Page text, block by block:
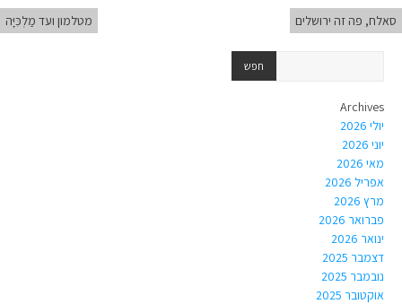
סאלח, פה זה ירושלים מטלמון ועד מַלְכִּיָּה
Archives
יולי 2026
יוני 2026
מאי 2026
אפריל 2026
מרץ 2026
פברואר 2026
ינואר 2026
דצמבר 2025
נובמבר 2025
אוקטובר 2025